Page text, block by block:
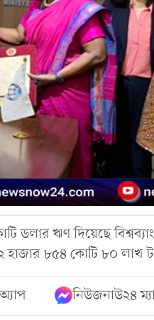
ঋণ দিয়েছে
হাজার ৮৫৪ কোটি ৮০ লাখ
নিউজনাউ২৪